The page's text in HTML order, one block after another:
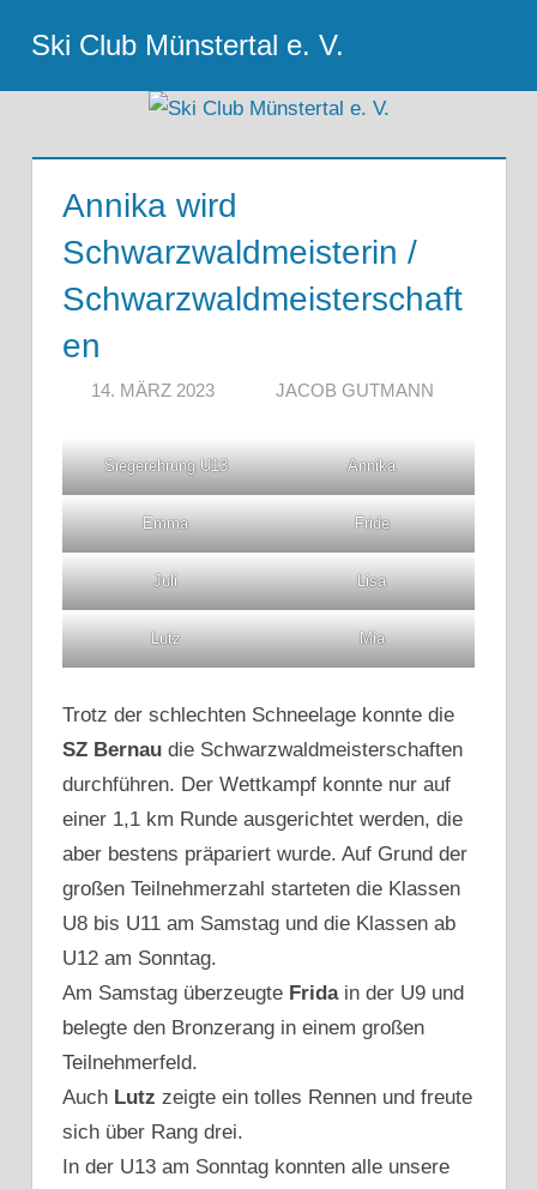
Inhalt
springen
Ski Club Münstertal e. V.
Annika wird
Schwarzwaldmeisterin /
Schwarzwaldmeisterschaft
en
14. MÄRZ 2023 JACOB GUTMANN
Siegerehrung U13 Annika
Emma Fride
Juli Lisa
Lutz Mia
Trotz der schlechten Schneelage konnte die
SZ Bernau die Schwarzwaldmeisterschaften
durchführen. Der Wettkampf konnte nur auf
einer 1,1 km Runde ausgerichtet werden, die
aber bestens präpariert wurde. Auf Grund der
großen Teilnehmerzahl starteten die Klassen
U8 bis U11 am Samstag und die Klassen ab
U12 am Sonntag.
Am Samstag überzeugte Fridain der U9 und
belegte den Bronzerang in einem großen
Teilnehmerfeld.
Auch Lutz zeigte ein tolles Rennen und freute
sich über Rang drei.
In der U13 am Sonntag konnten alle unsere